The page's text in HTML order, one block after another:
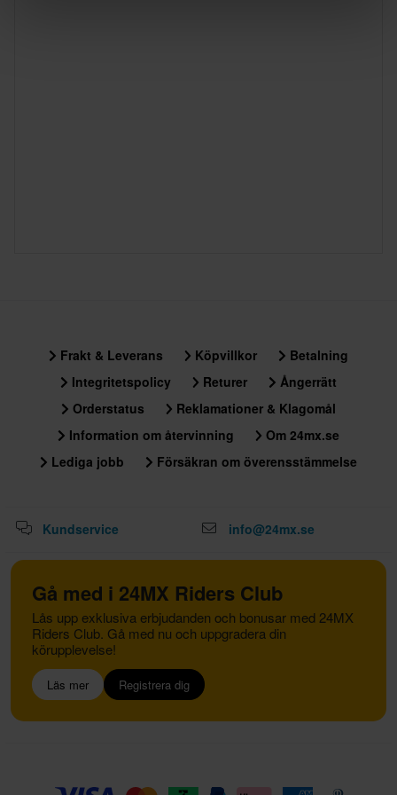
Frakt & Leverans Köpvillkor
Betalning
Integritetspolicy
Returer
Ångerrätt
Orderstatus
Reklamationer & Klagomål
Information om återvinning
Om 24mx.se
Lediga jobb
Försäkran om överensstämmelse
Kundservice info@24mx.se
Gå med i 24MX Riders Club
Lås upp exklusiva erbjudanden och bonusar med 24MX
Riders Club. Gå med nu och uppgradera din
körupplevelse!
Läs mer Registrera dig